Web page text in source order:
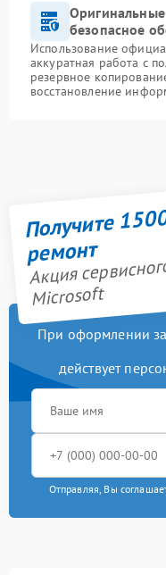
безопасное
Использование
аккуратная работа с
резервное
восстановление
Получите
ремонт
Акция
Microsoft
При оформлении
действует
Отправляя, Вы